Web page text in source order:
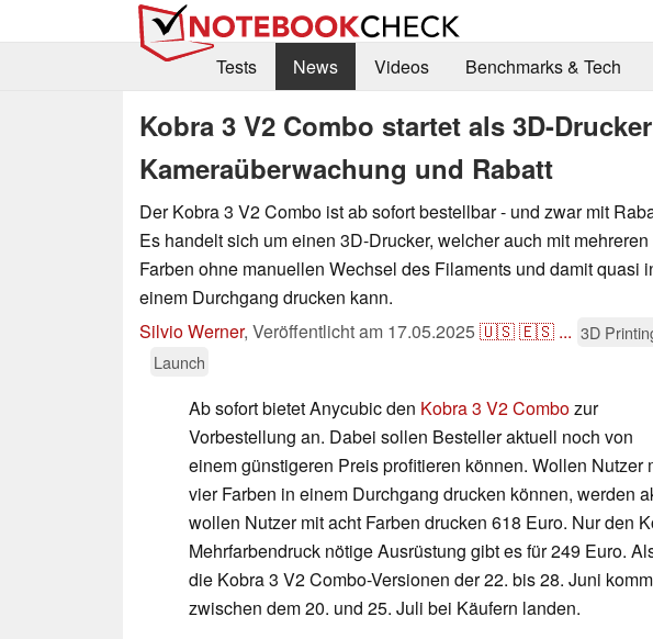
Tests
News Videos Benchmarks & Tech
Kobra 3 V2 Combo startet als 3D-
Kameraüberwachung und Rabatt
Der Kobra 3 V2 Combo ist ab sofort bestellbar - und zwar mit
Es handelt sich um einen 3D-Drucker, welcher auch mit mehreren
Farben ohne manuellen Wechsel des Filaments und damit quasi
einem Durchgang drucken kann.
Silvio Werner, Veröffentlicht am 17.05.2025🇺🇸🇪🇸 ... 3D
Launch
Ab sofort bietet Anycubic den Kobra 3 V2 Combozur
Vorbestellung an. Dabei sollen Besteller aktuell noch von
einem günstigeren Preis profitieren können. Wollen Nutzer
vier Farben in einem Durchgang drucken können, werden
wollen Nutzer mit acht Farben drucken 618 Euro. Nur den
Mehrfarbendruck nötige Ausrüstung gibt es für 249 Euro.
die Kobra 3 V2 Combo-Versionen der 22. bis 28. Juni
zwischen dem 20. und 25. Juli bei Käufern landen.